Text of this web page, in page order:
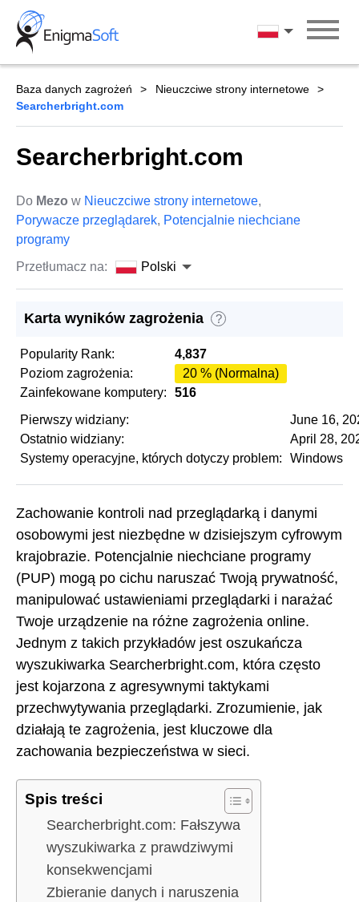
Skip
content
Polski
Baza danych zagrożeń
Nieuczciwe strony internetowe
Searcherbright.com
Searcherbright.com
Do Mezo w Nieuczciwe strony internetowe,
Porywacze przeglądarek, Potencjalnie niechciane
programy
Przetłumacz na:
Polski
Karta wyników zagrożenia ?
Popularity Rank:
4,837
Poziom zagrożenia:
20 % (Normalna)
Zainfekowane komputery:
516
Pierwszy widziany:
June 16,
Ostatnio widziany:
April 28,
Systemy operacyjne, których dotyczy problem:
Windows
Zachowanie kontroli nad przeglądarką i danymi
osobowymi jest niezbędne w dzisiejszym cyfrowym
krajobrazie. Potencjalnie niechciane programy
(PUP) mogą po cichu naruszać Twoją prywatność,
manipulować ustawieniami przeglądarki i narażać
Twoje urządzenie na różne zagrożenia online.
Jednym z takich przykładów jest oszukańcza
wyszukiwarka Searcherbright.com, która często
jest kojarzona z agresywnymi taktykami
przechwytywania przeglądarki. Zrozumienie, jak
działają te zagrożenia, jest kluczowe dla
zachowania bezpieczeństwa w sieci.
Spis treści
Searcherbright.com: Fałszywa
wyszukiwarka z prawdziwymi
konsekwencjami
Zbieranie danych i naruszenia